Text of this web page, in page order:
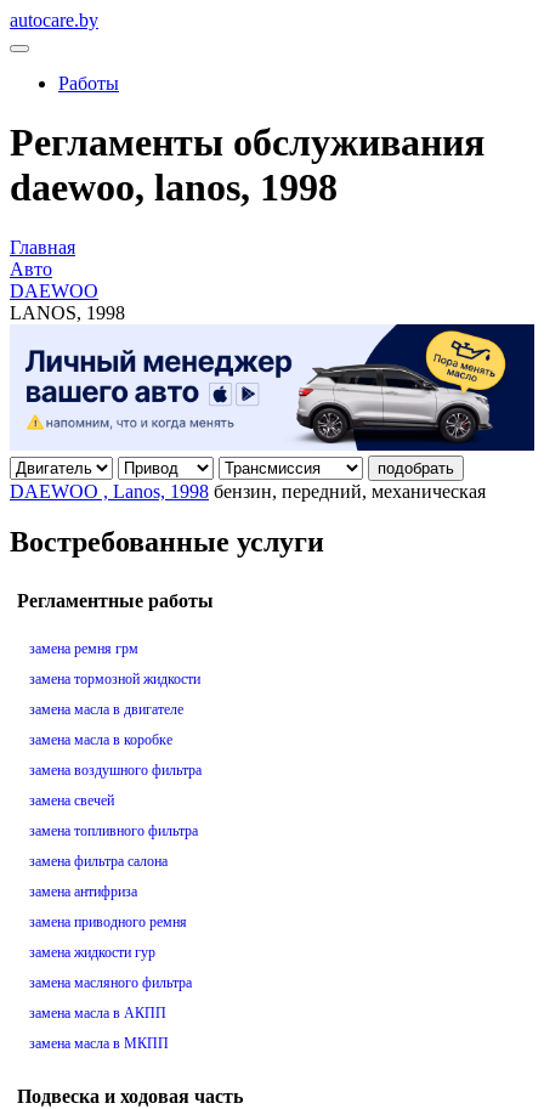
autocare.by
Работы
Регламенты обслуживания
daewoo, lanos, 1998
Главная
Авто
DAEWOO
LANOS, 1998
подобрать
DAEWOO , Lanos, 1998 бензин, передний, механическая
Востребованные услуги
Регламентные работы
замена ремня грм
замена тормозной жидкости
замена масла в двигателе
замена масла в коробке
замена воздушного фильтра
замена свечей
замена топливного фильтра
замена фильтра салона
замена антифриза
замена приводного ремня
замена жидкости гур
замена масляного фильтра
замена масла в АКПП
замена масла в МКПП
Подвеска и ходовая часть